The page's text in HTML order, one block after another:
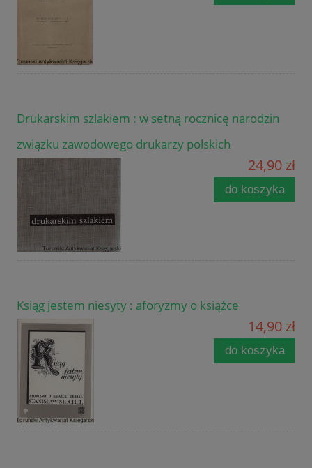
Drukarskim szlakiem : w setną rocznicę narodzin
związku zawodowego drukarzy polskich
24,90 zł
do koszyka
Ksiąg jestem niesyty : aforyzmy o książce
14,90 zł
do koszyka